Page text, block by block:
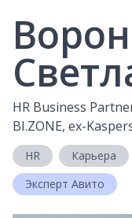
HR Business
BI.ZONE, ex-
HR Карьера
Эксперт Авито